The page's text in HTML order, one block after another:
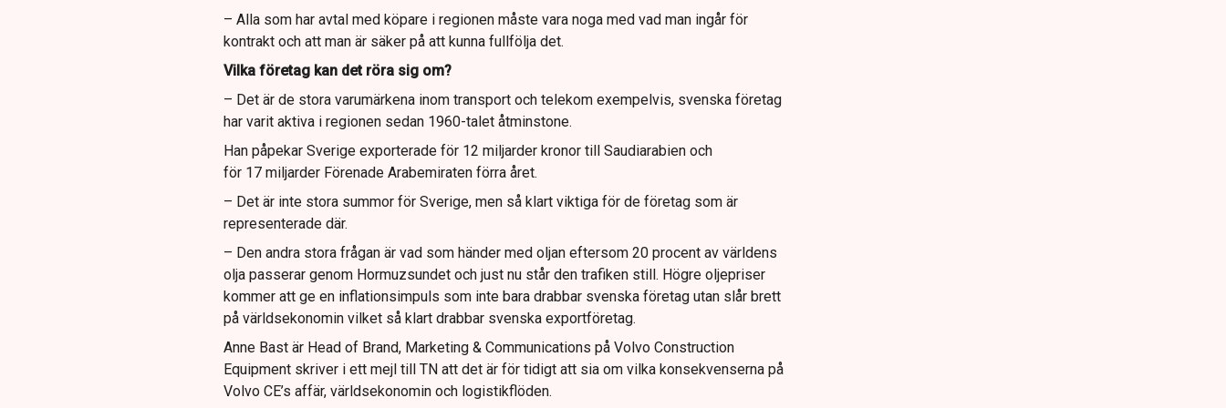
– Alla som har avtal med köpare i regionen måste vara noga med vad man ingår för
kontrakt och att man är säker på att kunna fullfölja det.
Vilka företag kan det röra sig om?
– Det är de stora varumärkena inom transport och telekom exempelvis, svenska företag
har varit aktiva i regionen sedan 1960-talet åtminstone.
Han påpekar Sverige exporterade för 12 miljarder kronor till Saudiarabien och
för 17 miljarder Förenade Arabemiraten förra året.
– Det är inte stora summor för Sverige, men så klart viktiga för de företag som är
representerade där.
– Den andra stora frågan är vad som händer med oljan eftersom 20 procent av världens
olja passerar genom Hormuzsundet och just nu står den trafiken still. Högre oljepriser
kommer att ge en inflationsimpuls som inte bara drabbar svenska företag utan slår brett
på världsekonomin vilket så klart drabbar svenska exportföretag.
Anne Bast är Head of Brand, Marketing & Communications på Volvo Construction
Equipment skriver i ett mejl till TN att det är för tidigt att sia om vilka konsekvenserna på
Volvo CE’s affär, världsekonomin och logistikflöden.